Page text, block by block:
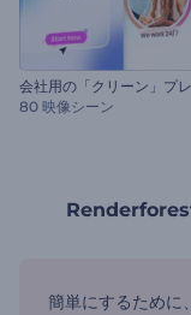
80 映像シーン
Renderforest
簡単にするために